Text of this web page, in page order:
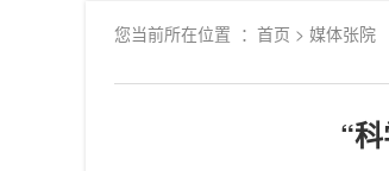
您当前所在位置 ： 首页 > 媒体张院
“